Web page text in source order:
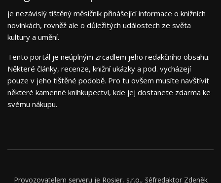
je nezávislý tištěný měsíčník přinášející informace o knižních
novinkách, rovněž ale o důležitých událostech ze světa
kultury a umění.
Tento portál je neúplným zrcadlem jeho redakčního obsahu.
Některé články, recenze, knižní ukázky a pod. vycházejí
pouze v jeho tištěné podobě. Pro tu ovšem musíte navštívit
některé kamenné knihkupectví, kde jej dostanete zdarma ke
svému nákupu.
Provozovatelem serveru je Rosier, s.r.o., šéfredaktor Zdeněk